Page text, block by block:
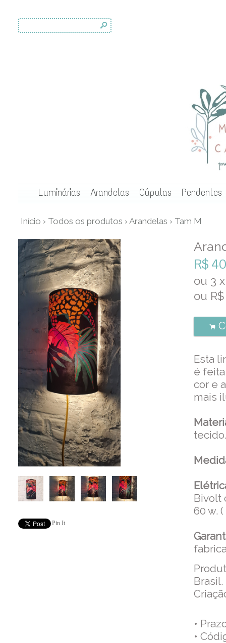
s
Luminárias Arandelas Cúpulas Pendentes
Início › Todos os produtos › Arandelas › Tam M
Pin It
R$
ou 3 x
ou
.
Esta
é
cor e
mais
tecido.
Bivolt
60 w.
Brasil.
•
•